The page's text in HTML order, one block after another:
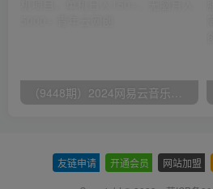
友链申请 开通会员 网站加盟